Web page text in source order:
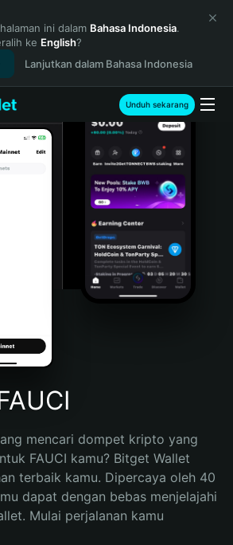
ini dalam Bahasa Indonesia.
ke English?
Lanjutkan dalam Bahasa Indonesia
Unduh sekarang
mencari dompet kripto yang
FAUCI kamu? Bitget Wallet
terbaik kamu. Dipercaya oleh 40
dapat dengan bebas menjelajahi
Mulai perjalanan kamu